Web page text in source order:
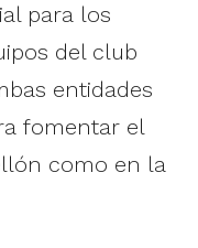
para los
del club
entidades
fomentar el
como en la